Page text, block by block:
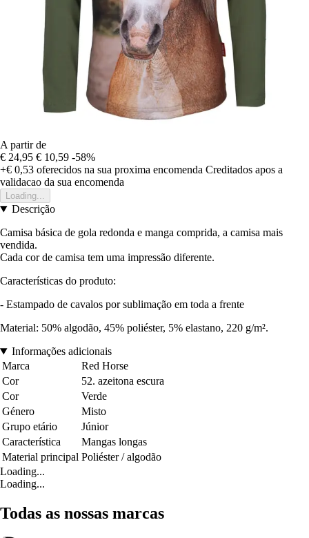
A partir de
€ 24,95 € 10,59 -58%
+€ 0,53 oferecidos na sua proxima encomenda Creditados apos a
validacao da sua encomenda
Loading...
Descrição
Camisa básica de gola redonda e manga comprida, a camisa mais
vendida.
Cada cor de camisa tem uma impressão diferente.
Características do produto:
- Estampado de cavalos por sublimação em toda a frente
Material: 50% algodão, 45% poliéster, 5% elastano, 220 g/m².
Informações adicionais
Marca
Red Horse
Cor
52. azeitona escura
Cor
Verde
Género
Misto
Grupo etário
Júnior
Característica
Mangas longas
Material principal Poliéster / algodão
Loading...
Loading...
Todas as nossas marcas